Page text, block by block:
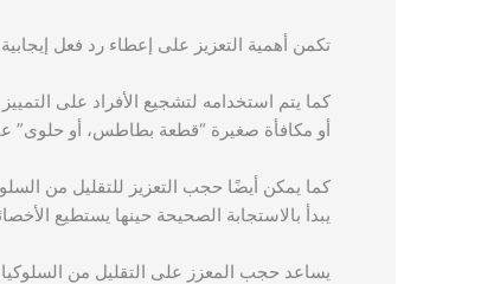
تكمن أهمية التعزيز على إعطاء رد فعل
كما يتم استخدامه لتشجيع الأفراد على
أو مكافأة صغيرة “قطعة بطاطس، أو حلوى”
كما يمكن أيضًا حجب التعزيز للتقليل من
يبدأ بالاستجابة الصحيحة حينها يستطيع
يساعد حجب المعزز على التقليل من